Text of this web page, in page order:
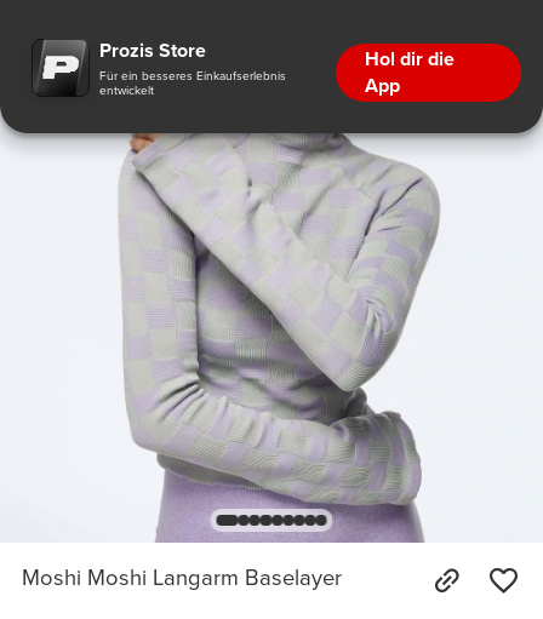
Prozis Store
Für ein besseres Einkaufserlebnis
entwickelt
Hol dir die
App
Moshi Moshi Langarm Baselayer